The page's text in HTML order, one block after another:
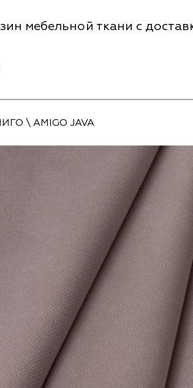
мебельной ткани с
\ AMIGO JAVA